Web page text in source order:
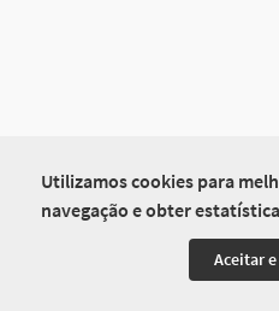
Utilizamos cookies para
navegação e obter
Aceitar